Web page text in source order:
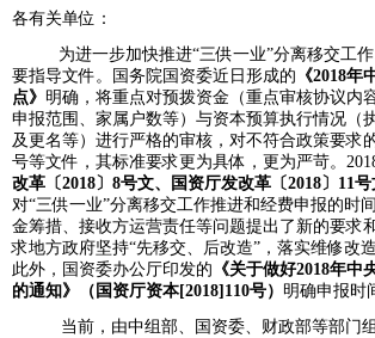
各有关单位：
为进一步加快推进“三供一业”分离移交工
要指导文件。国务院国资委近日形成的 《2018年
点》 明确，将重点对预拨资金（重点审核协议内
申报范围、家属户数等）与资本预算执行情况（
及更名等）进行严格的审核，对不符合政策要求
号等文件， 其标准要求更为具体，更为严苛。
改革〔2018〕8号文、国资厅发改革〔2018〕11号
对“三供一业”分离移交工作推进和经费申报的时
金筹措、接收方运营责任等问题提出了新的要求
求地方政府坚持“先移交、后改造”，落实维修改
此外，国资委办公厅印发的 《关于做好2018年中
的通知》（国资厅资本[2018]110号） 明确申报时
当前，由中组部、国资委、财政部等部门